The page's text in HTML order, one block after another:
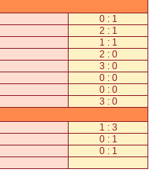
0 : 1
2 : 1
1 : 1
2 : 0
3 : 0
0 : 0
0 : 0
3 : 0
1 : 3
0 : 1
0 : 1